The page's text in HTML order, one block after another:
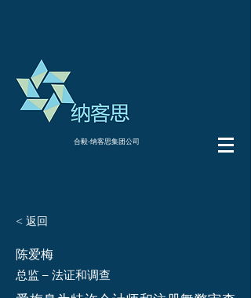
合毅-纳客思集团公司
< 返回
陈爱梅
总监 – 法证和调查